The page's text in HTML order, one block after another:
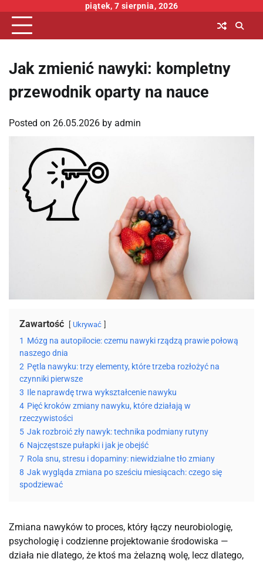
content
piątek, 7 sierpnia, 2026
Jak zmienić nawyki: kompletny
przewodnik oparty na nauce
Posted on 26.05.2026 by admin
Zawartość Ukrywać
1 Mózg na autopilocie: czemu nawyki rządzą prawie połową
naszego dnia
2 Pętla nawyku: trzy elementy, które trzeba rozłożyć na
czynniki pierwsze
3 Ile naprawdę trwa wykształcenie nawyku
4 Pięć kroków zmiany nawyku, które działają w
rzeczywistości
5 Jak rozbroić zły nawyk: technika podmiany rutyny
6 Najczęstsze pułapki i jak je obejść
7 Rola snu, stresu i dopaminy: niewidzialne tło zmiany
8 Jak wygląda zmiana po sześciu miesiącach: czego się
spodziewać
Zmiana nawyków to proces, który łączy neurobiologię,
psychologię i codzienne projektowanie środowiska —
działa nie dlatego, że ktoś ma żelazną wolę, lecz dlatego,